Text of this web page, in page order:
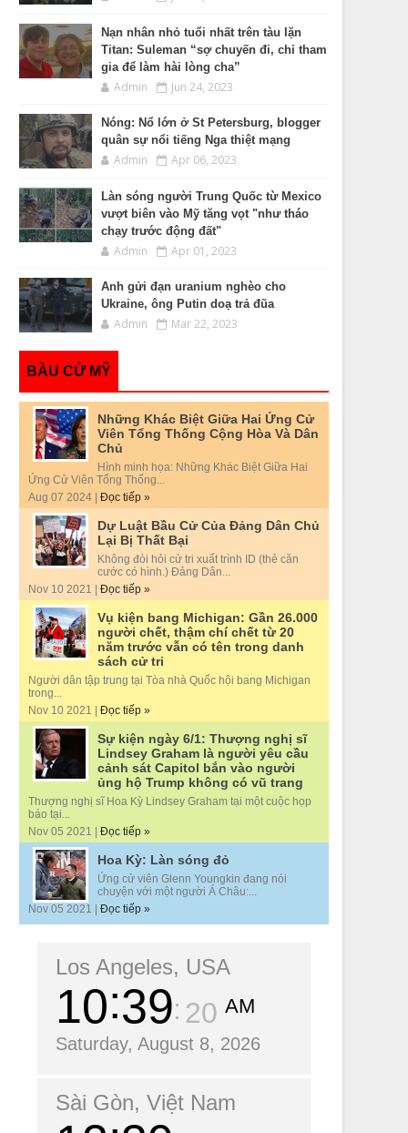
Nạn nhân nhỏ tuổi nhất trên tàu lặn
Titan: Suleman “sợ chuyến đi, chỉ tham
gia để làm hài lòng cha”
Admin Jun 24, 2023
Nóng: Nổ lớn ở St Petersburg, blogger
quân sự nổi tiếng Nga thiệt mạng
Admin Apr 06, 2023
Làn sóng người Trung Quốc từ Mexico
vượt biên vào Mỹ tăng vọt "như tháo
chạy trước động đất"
Admin Apr 01, 2023
Anh gửi đạn uranium nghèo cho
Ukraine, ông Putin doạ trả đũa
Admin Mar 22, 2023
BẦU CỬ MỸ
Những Khác Biệt Giữa Hai Ứng Cử
Viên Tổng Thống Cộng Hòa Và Dân
Chủ
Hình minh họa: Những Khác Biệt Giữa Hai
Ứng Cử Viên Tổng Thống...
Aug 07 2024 | Đọc tiếp »
Dự Luật Bầu Cử Của Đảng Dân Chủ
Lại Bị Thất Bại
Không đòi hỏi cử tri xuất trình ID (thẻ căn
cước có hình.) Đảng Dân...
Nov 10 2021 | Đọc tiếp »
Vụ kiện bang Michigan: Gần 26.000
người chết, thậm chí chết từ 20
năm trước vẫn có tên trong danh
sách cử tri
Người dân tập trung tại Tòa nhà Quốc hội bang Michigan
trong...
Nov 10 2021 | Đọc tiếp »
Sự kiện ngày 6/1: Thượng nghị sĩ
Lindsey Graham là người yêu cầu
cảnh sát Capitol bắn vào người
ủng hộ Trump không có vũ trang
Thượng nghị sĩ Hoa Kỳ Lindsey Graham tại một cuộc họp
báo tại...
Nov 05 2021 | Đọc tiếp »
Hoa Kỳ: Làn sóng đỏ
Ứng cử viên Glenn Youngkin đang nói
chuyện với một người Á Châu:...
Nov 05 2021 | Đọc tiếp »
Los Angeles, USA
10 39 22 AM
Saturday, August 8, 2026
Sài Gòn, Việt Nam